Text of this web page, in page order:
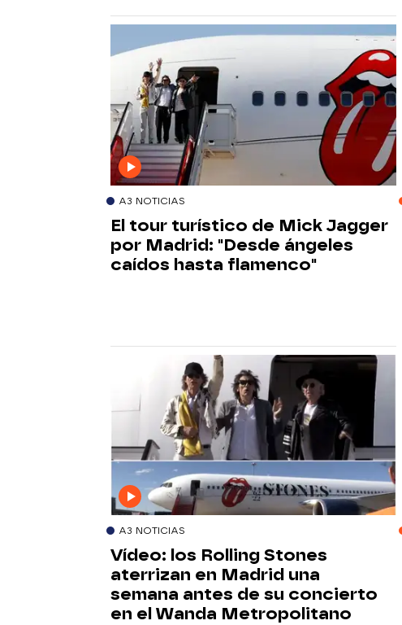
A3 NOTICIAS
El tour turístico de Mick Jagger
por Madrid: "Desde ángeles
caídos hasta flamenco"
A3 NOTICIAS
Vídeo: los Rolling Stones
aterrizan en Madrid una
semana antes de su concierto
en el Wanda Metropolitano